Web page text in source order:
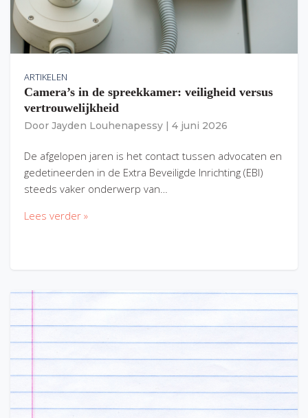
ARTIKELEN
Camera’s in de spreekkamer: veiligheid versus
vertrouwelijkheid
Door Jayden Louhenapessy 4 juni 2026
De afgelopen jaren is het contact tussen advocaten en
gedetineerden in de Extra Beveiligde Inrichting (EBI)
steeds vaker onderwerp van…
Lees verder »